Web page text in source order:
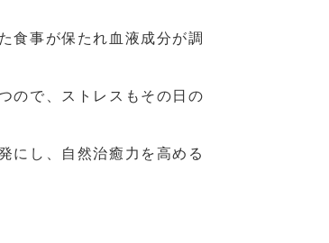
食事が保たれ血液成分が調
ので、ストレスもその日の
にし、自然治癒力を高める